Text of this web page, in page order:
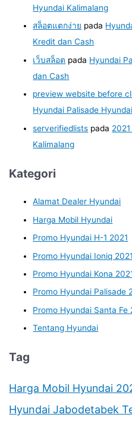
Hyundai Kalimalang
สล็อตแตกง่าย pada
Kredit dan Cash
เว็บสล็อต pada Hyundai
dan Cash
preview website before
Hyundai Palisade
serverifiedlists pada
Kalimalang
Kategori
Alamat Dealer Hyundai
Harga Mobil Hyundai
Promo Hyundai H-1 2021
Promo Hyundai Ioniq 2021
Promo Hyundai Kona
Promo Hyundai Palisade
Promo Hyundai Santa Fe
Tentang Hyundai
Tag
Harga Mobil Hyundai
Hyundai Jabodetabek